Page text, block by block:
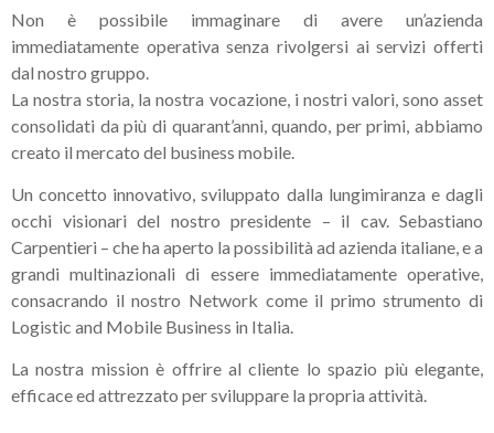
Non è possibile immaginare di avere un’azienda
immediatamente operativa senza rivolgersi ai servizi offerti
dal nostro gruppo.
La nostra storia, la nostra vocazione, i nostri valori, sono asset
consolidati da più di quarant’anni, quando, per primi, abbiamo
creato il mercato del business mobile.
Un concetto innovativo, sviluppato dalla lungimiranza e dagli
occhi visionari del nostro presidente – il cav. Sebastiano
Carpentieri – che ha aperto la possibilità ad azienda italiane, e a
grandi multinazionali di essere immediatamente operative,
consacrando il nostro Network come il primo strumento di
Logistic and Mobile Business in Italia.
La nostra mission è offrire al cliente lo spazio più elegante,
efficace ed attrezzato per sviluppare la propria attività.